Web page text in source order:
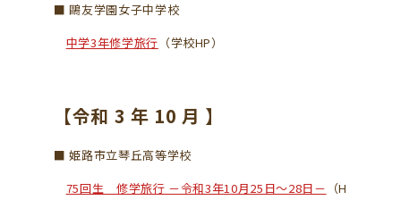
■ 鷗友学園女子中学校
中学3年修学旅行 （学校HP）
【令和 3 年 10 月 】
■ 姫路市立琴丘高等学校
75回生 修学旅行 －令和3年10月25日～28日－ （H